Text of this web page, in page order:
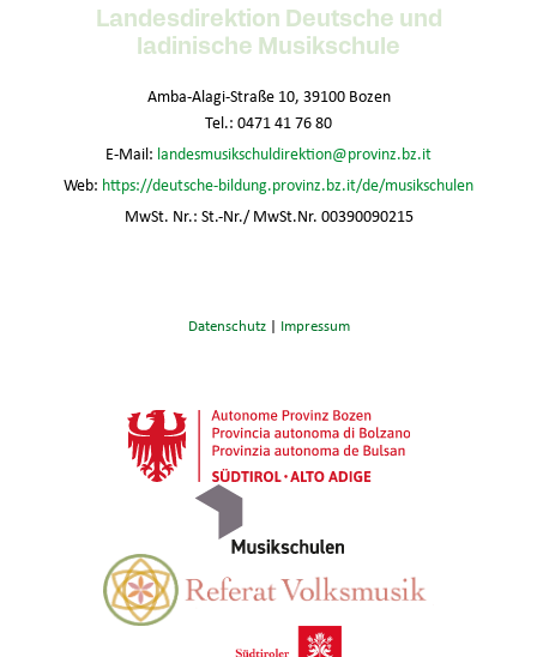
Landesdirektion Deutsche und
ladinische Musikschule
Amba-Alagi-Straße 10, 39100 Bozen
Tel.: 0471 41 76 80
E-Mail: landesmusikschuldirektion@provinz.bz.it
Web: https://deutsche-bildung.provinz.bz.it/de/musikschulen
MwSt. Nr.: St.-Nr./ MwSt.Nr. 00390090215
Datenschutz| Impressum